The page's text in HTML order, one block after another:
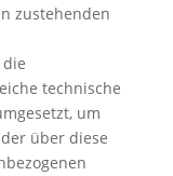
zustehenden
die
technische
um
über diese